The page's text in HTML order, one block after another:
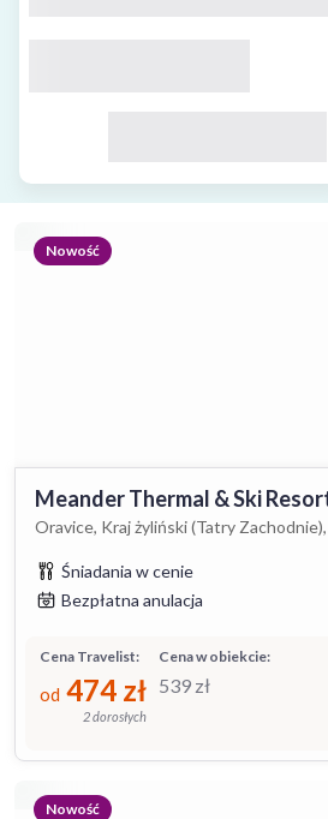
Nowość
Meander Thermal & Ski
Oravice, Kraj żyliński (Tatry Zachodnie),
Śniadania w cenie
Bezpłatna anulacja
Cena w obiekcie:
539 zł
Cena Travelist:
od 474 zł
2 dorosłych
Nowość